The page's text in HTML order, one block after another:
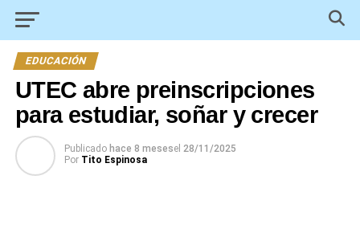
EDUCACIÓN
UTEC abre preinscripciones
para estudiar, soñar y crecer
Publicado hace 8 mesesel 28/11/2025
Por Tito Espinosa